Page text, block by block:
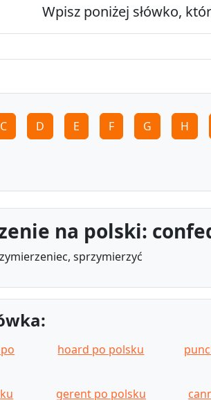
Wpisz poniżej słówko,
C D E F G H
na polski:
sprzymierzyć
hoard po polsku
gerent po polsku